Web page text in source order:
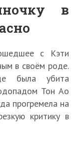
в
с Кэти
в своём роде.
была убита
Тон Ао
прогремела на
критику в